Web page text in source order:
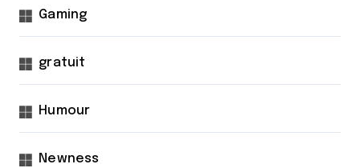
Gaming
gratuit
Humour
Newness